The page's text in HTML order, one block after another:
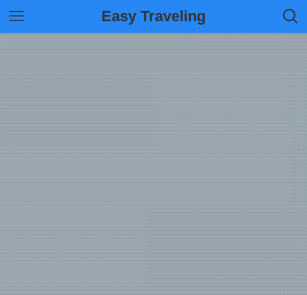
Easy Traveling